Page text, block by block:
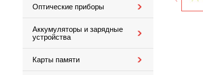
Оптические приборы
Аккумуляторы и зарядные
устройства
Карты памяти